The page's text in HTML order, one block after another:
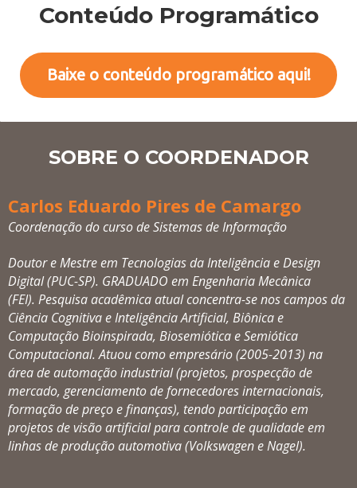
Conteúdo Programático
Baixe o conteúdo programático aqui!
SOBRE O COORDENADOR
Carlos Eduardo Pires de Camargo
Coordenação do curso de Sistemas de Informação
Doutor e Mestre em Tecnologias da Inteligência e Design
Digital (PUC-SP). GRADUADO em Engenharia Mecânica
(FEI). Pesquisa acadêmica atual concentra-se nos campos da
Ciência Cognitiva e Inteligência Artificial, Biônica e
Computação Bioinspirada, Biosemiótica e Semiótica
Computacional. Atuou como empresário (2005-2013) na
área de automação industrial (projetos, prospecção de
mercado, gerenciamento de fornecedores internacionais,
formação de preço e finanças), tendo participação em
projetos de visão artificial para controle de qualidade em
linhas de produção automotiva (Volkswagen e Nagel).